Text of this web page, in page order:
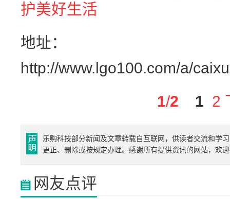
护美好生活
地址：
http://www.lgo100.com/a/
1/2 1 2
乐购科技部分新闻及文章转载自互联网，供读者交流和学
更正、删除或按规定办理。感谢所有提供资讯的网站，欢
网友点评